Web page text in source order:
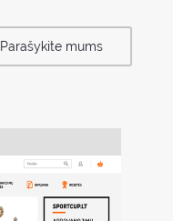
Parašykite mums